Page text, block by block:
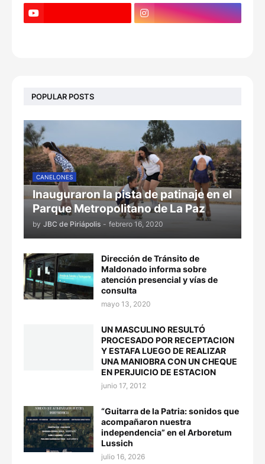
POPULAR POSTS
CANELONES
Inauguraron la pista de patinaje en el
Parque Metropolitano de La Paz
by JBC de Piriápolis - febrero 16, 2020
Dirección de Tránsito de
Maldonado informa sobre
atención presencial y vías de
consulta
mayo 13, 2020
UN MASCULINO RESULTÓ
PROCESADO POR RECEPTACION
Y ESTAFA LUEGO DE REALIZAR
UNA MANIOBRA CON UN CHEQUE
EN PERJUICIO DE ESTACION
junio 17, 2012
“Guitarra de la Patria: sonidos que
acompañaron nuestra
independencia” en el Arboretum
Lussich
julio 16, 2026